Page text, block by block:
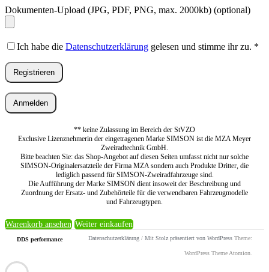
Dokumenten-Upload (JPG, PDF, PNG, max. 2000kb) (optional)
Ich habe die Datenschutzerklärung gelesen und stimme ihr zu. *
Registrieren
Anmelden
** keine Zulassung im Bereich der StVZO
Exclusive Lizenznehmerin der eingetragenen Marke SIMSON ist die MZA Meyer
Zweiradtechnik GmbH.
Bitte beachten Sie: das Shop-Angebot auf diesen Seiten umfasst nicht nur solche
SIMSON-Originalersatzteile der Firma MZA sondern auch Produkte Dritter, die
lediglich passend für SIMSON-Zweiradfahrzeuge sind.
Die Aufführung der Marke SIMSON dient insoweit der Beschreibung und
Zuordnung der Ersatz- und Zubehörteile für die verwendbaren Fahrzeugmodelle
und Fahrzeugtypen.
Warenkorb ansehen Weiter einkaufen
DDS performance Datenschutzerklärung / Mit Stolz präsentiert von WordPress Theme:
WordPress Theme Atomion.